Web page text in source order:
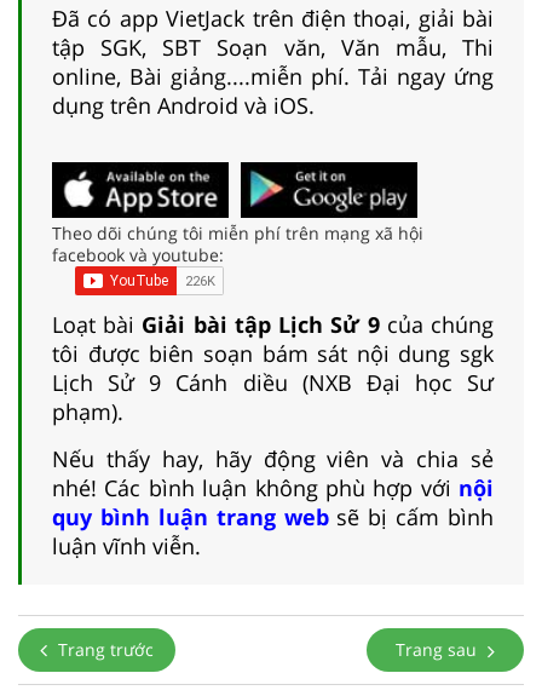
Đã có app VietJack trên điện thoại, giải bài
tập SGK, SBT Soạn văn, Văn mẫu, Thi
online, Bài giảng....miễn phí. Tải ngay ứng
dụng trên Android và iOS.
Theo dõi chúng tôi miễn phí trên mạng xã hội
facebook và youtube:
Loạt bài Giải bài tập Lịch Sử 9của chúng
tôi được biên soạn bám sát nội dung sgk
Lịch Sử 9 Cánh diều (NXB Đại học Sư
phạm).
Nếu thấy hay, hãy động viên và chia sẻ
nhé! Các bình luận không phù hợp với nội
quy bình luận trang websẽ bị cấm bình
luận vĩnh viễn.
Trang trước Trang sau